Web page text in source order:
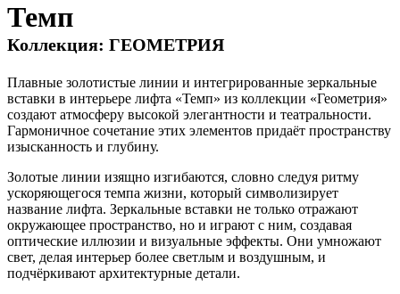
Темп
Коллекция: ГЕОМЕТРИЯ
Плавные золотистые линии и интегрированные зеркальные
вставки в интерьере лифта «Темп» из коллекции «Геометрия»
создают атмосферу высокой элегантности и театральности.
Гармоничное сочетание этих элементов придаёт пространству
изысканность и глубину.
Золотые линии изящно изгибаются, словно следуя ритму
ускоряющегося темпа жизни, который символизирует
название лифта. Зеркальные вставки не только отражают
окружающее пространство, но и играют с ним, создавая
оптические иллюзии и визуальные эффекты. Они умножают
свет, делая интерьер более светлым и воздушным, и
подчёркивают архитектурные детали.